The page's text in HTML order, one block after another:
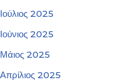
Ιούλιος 2025
Ιούνιος 2025
Μάιος 2025
Απρίλιος 2025